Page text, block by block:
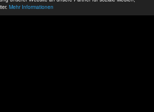
Mehr Informationen